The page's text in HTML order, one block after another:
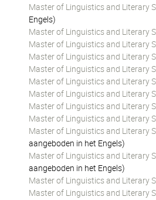
Master of Linguistics and Literary
Engels)
Master of Linguistics and Literary
Master of Linguistics and Literary
Master of Linguistics and Literary
Master of Linguistics and Literary
Master of Linguistics and Literary
Master of Linguistics and Literary
Master of Linguistics and Literary
Master of Linguistics and Literary
Master of Linguistics and Literary
aangeboden in het Engels)
Master of Linguistics and Literary
aangeboden in het Engels)
Master of Linguistics and Literary
Master of Linguistics and Literary